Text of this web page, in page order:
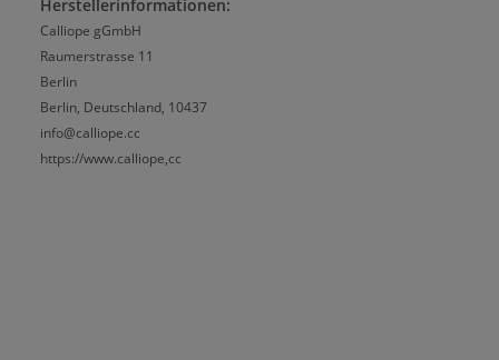
Herstellerinformationen:
Calliope gGmbH
Raumerstrasse 11
Berlin
Berlin, Deutschland, 10437
info@calliope.cc
https://www.calliope,cc